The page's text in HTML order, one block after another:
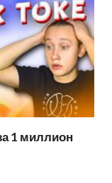
1 миллион